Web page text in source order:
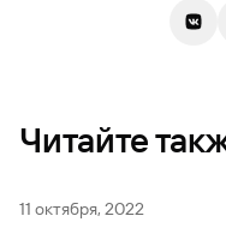
Читайте
11 октября, 2022